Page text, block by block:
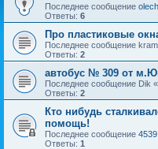
Последнее сообщение
Ответы: 6
Про пластиковые
Последнее сообщение
Ответы: 2
автобус № 309 от
Последнее сообщение Dik «
Ответы: 2
Кто нибудь
помощь!
Последнее сообщение 4539
Ответы: 1